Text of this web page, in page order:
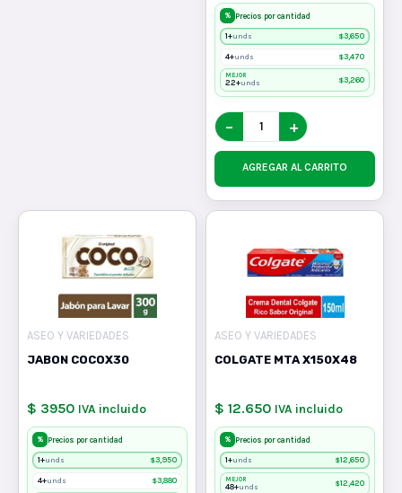
% Precios por cantidad
1+unds $3,650
4+unds $3,470
MEJOR
22+unds $3,260
− +
AGREGAR AL CARRITO
ASEO Y VARIEDADES
JABON COCOX30
$ 3950 IVA incluido
% Precios por cantidad
1+unds $3,950
4+unds $3,880
ASEO Y VARIEDADES
COLGATE MTA X150X48
$ 12.650 IVA incluido
% Precios por cantidad
1+unds $12,650
MEJOR
48+unds $12,420